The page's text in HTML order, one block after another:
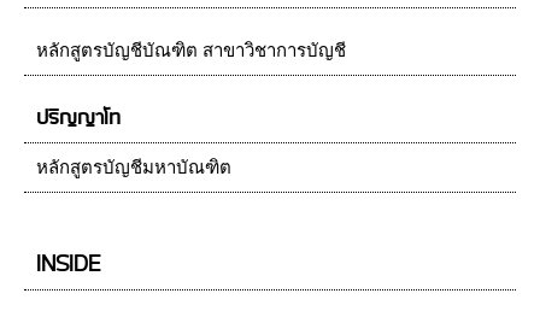
หลักสูตรบัญชีบัณฑิต สาขาวิชาการบัญชี
ปริญญาโท
หลักสูตรบัญชีมหาบัณฑิต
INSIDE